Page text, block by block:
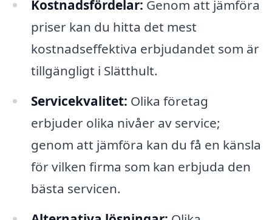
Kostnadsfördelar: Genom att jämföra
priser kan du hitta det mest
kostnadseffektiva erbjudandet som är
tillgängligt i Slätthult.
Servicekvalitet: Olika företag
erbjuder olika nivåer av service;
genom att jämföra kan du få en känsla
för vilken firma som kan erbjuda den
bästa servicen.